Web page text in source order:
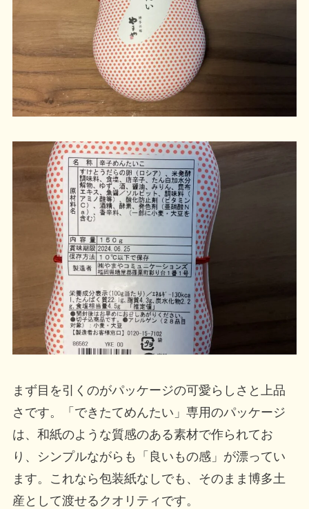
まず目を引くのがパッケージの可愛らしさと上品
さです。「できたてめんたい」専用のパッケージ
は、和紙のような質感のある素材で作られてお
り、シンプルながらも「良いもの感」が漂ってい
ます。これなら包装紙なしでも、そのまま博多土
産として渡せるクオリティです。